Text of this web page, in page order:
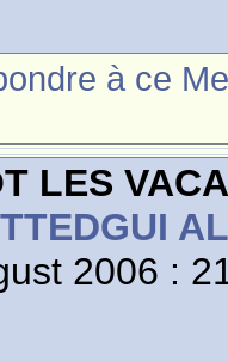
à ce
LES
2006 :